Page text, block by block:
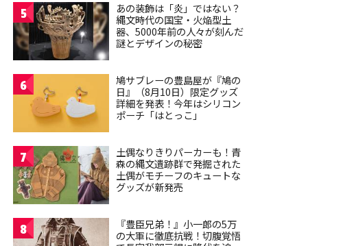
5
あの装飾は「炎」ではない？
縄文時代の国宝・火焔型土
器、5000年前の人々が刻んだ
謎とデザインの秘密
6
鳩サブレーの豊島屋が『鳩の
日』（8月10日）限定グッズ
詳細を発表！今年はシリコン
ポーチ「はとっこ」
7
土偶なりきりパーカーも！青
森の縄文遺跡群で発掘された
土偶がモチーフのキュートな
グッズが新発売
8
『豊臣兄弟！』小一郎の5万
の大軍に徹底抗戦！切腹覚悟